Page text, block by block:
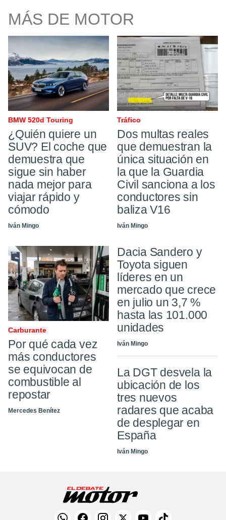
MÁS DE MOTOR
BMW 520d Touring
¿Quién quiere un
SUV? El coche que
demuestra que
sigue sin haber
nada mejor para
viajar rápido y
cómodo
Iván Mingo
Tráfico ​
Dos multas reales
que demuestran la
única situación en
la que la Guardia
Civil sanciona a los
conductores sin
baliza V16
Iván Mingo
Carburante
Por qué cada vez
más conductores
se equivocan de
combustible al
repostar
Mercedes Benítez
Dacia Sandero y
Toyota siguen
líderes en un
mercado que crece
en julio un 3,7 %
hasta las 101.000
unidades
Iván Mingo
La DGT desvela la
ubicación de los
tres nuevos
radares que acaba
de desplegar en
España
Iván Mingo